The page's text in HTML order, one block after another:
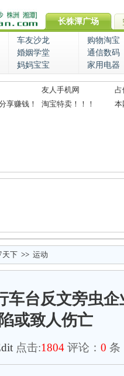
长株潭广场
车友沙龙
购物淘宝
婚姻学堂
通信数码
妈妈宝宝 家用电器
友人手机网
占
享赚钱！
淘宝特卖！！！ 本
天下 >> 运动
车台反文旁虫企
或致人伤亡
点击:1804 评论： 0 条